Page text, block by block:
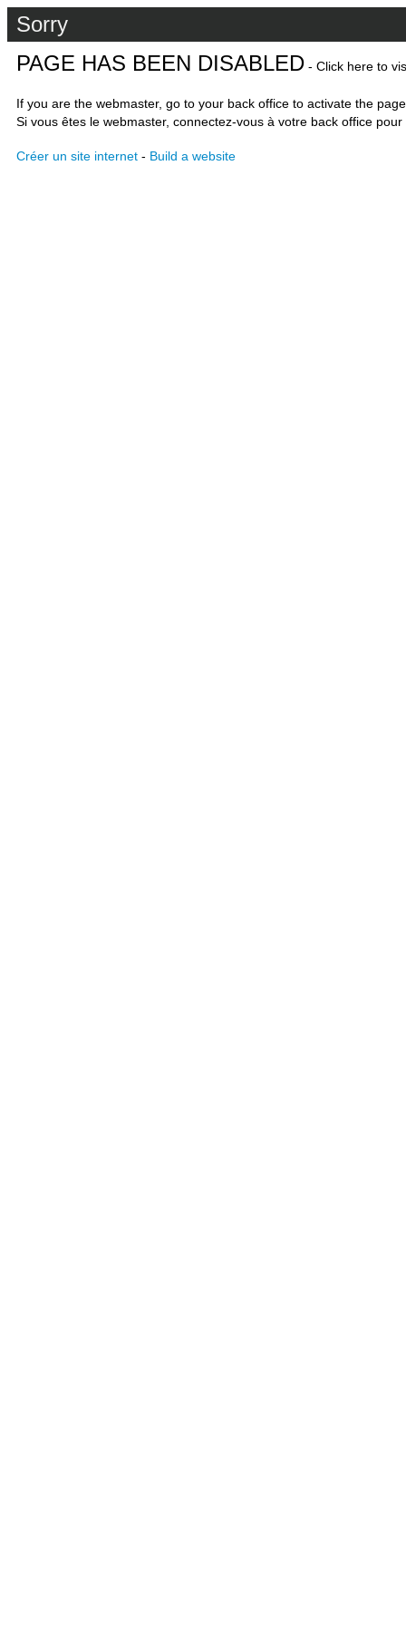
Sorry
PAGE HAS BEEN DISABLED - Click here to
If you are the webmaster, go to your back office to activate the
Si vous êtes le webmaster, connectez-vous à votre back office
Créer un site internet - Build a website